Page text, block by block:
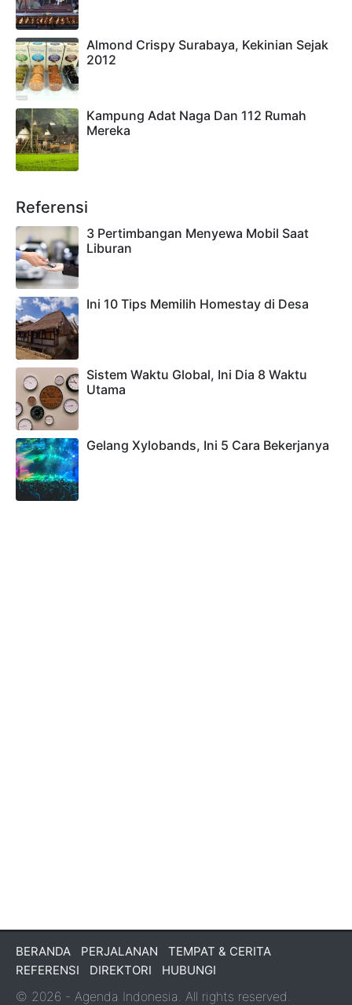
Almond Crispy Surabaya, Kekinian Sejak
2012
Kampung Adat Naga Dan 112 Rumah
Mereka
Referensi
3 Pertimbangan Menyewa Mobil Saat
Liburan
Ini 10 Tips Memilih Homestay di Desa
Sistem Waktu Global, Ini Dia 8 Waktu
Utama
Gelang Xylobands, Ini 5 Cara Bekerjanya
BERANDA PERJALANAN
TEMPAT & CERITA
REFERENSI
DIREKTORI HUBUNGI
© 2026 - Agenda Indonesia. All rights reserved.